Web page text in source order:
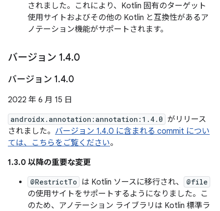
されました。これにより、Kotlin 固有のターゲット
使用サイトおよびその他の Kotlin と互換性があるア
ノテーション機能がサポートされます。
バージョン 1.4.0
バージョン 1.4.0
2022 年 6 月 15 日
androidx.annotation:annotation:1.4.0 がリリース
されました。 バージョン 1.4.0 に含まれる commit につい
ては、こちらをご覧ください。
1.3.0 以降の重要な変更
@RestrictTo は Kotlin ソースに移行され、 @file
の使用サイトをサポートするようになりました。こ
のため、アノテーション ライブラリは Kotlin 標準ラ